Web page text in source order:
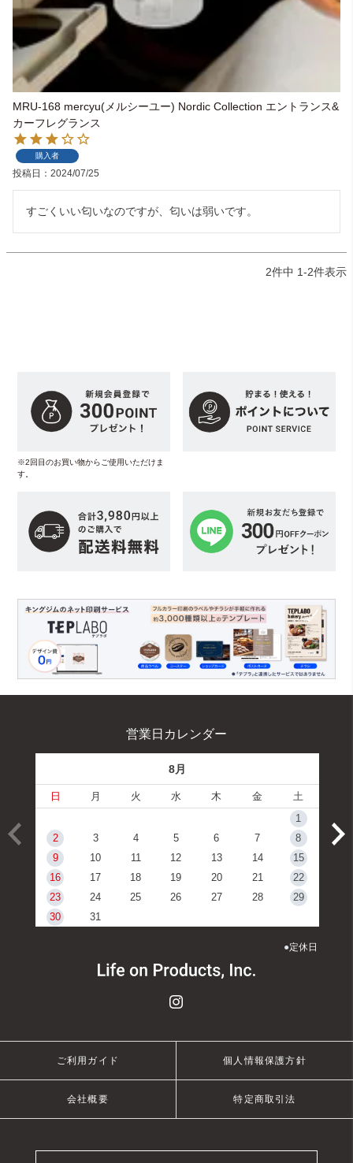
MRU-168 mercyu(メルシーユー) Nordic Collection エントランス&
カーフレグランス
購入者
投稿日 2024/07/25
すごくいい匂いなのですが、匂いは弱いです。
2件中 1-2件表示
※2回目のお買い物からご使用いただけま
す。
営業日カレンダー
8月
日 月 火 水 木 金
土
1
2
3 4 5 6 7
8
9
10 11 12 13 14
15
16
17 18 19 20 21
22
23
24 25 26 27 28
29
30
31
●定休日
ご利用ガイド 個人情報保護方針
会社概要 特定商取引法